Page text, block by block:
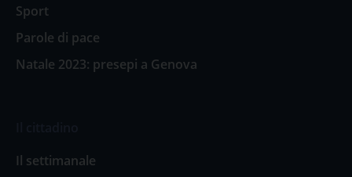
Sport
Parole di pace
Natale 2023: presepi a Genova
Il settimanale